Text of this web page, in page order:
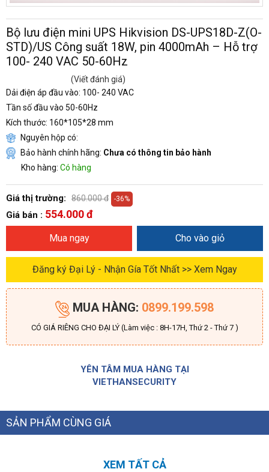
Bộ lưu điện mini UPS Hikvision DS-UPS18D-Z(O-
STD)/US Công suất 18W, pin 4000mAh – Hỗ trợ
100- 240 VAC 50-60Hz
(Viết đánh giá)
Dải điện áp đầu vào: 100- 240 VAC
Tần số đầu vào 50-60Hz
Kích thước: 160*105*28 mm
Nguyên hộp có:
Bảo hành chính hãng: Chưa có thông tin bảo hành
Kho hàng: Có hàng
Giá thị trường: 860.000 đ -36%
Giá bán : 554.000 đ
Mua ngay Cho vào giỏ
Đăng ký Đại Lý - Nhận Gía Tốt Nhất >> Xem Ngay
MUA HÀNG: 0899.199.598
CÓ GIÁ RIÊNG CHO ĐẠI LÝ (Làm việc : 8H-17H, Thứ 2 - Thứ 7 )
YÊN TÂM MUA HÀNG TẠI
VIETHANSECURITY
SẢN PHẨM CÙNG GIÁ
XEM TẤT CẢ